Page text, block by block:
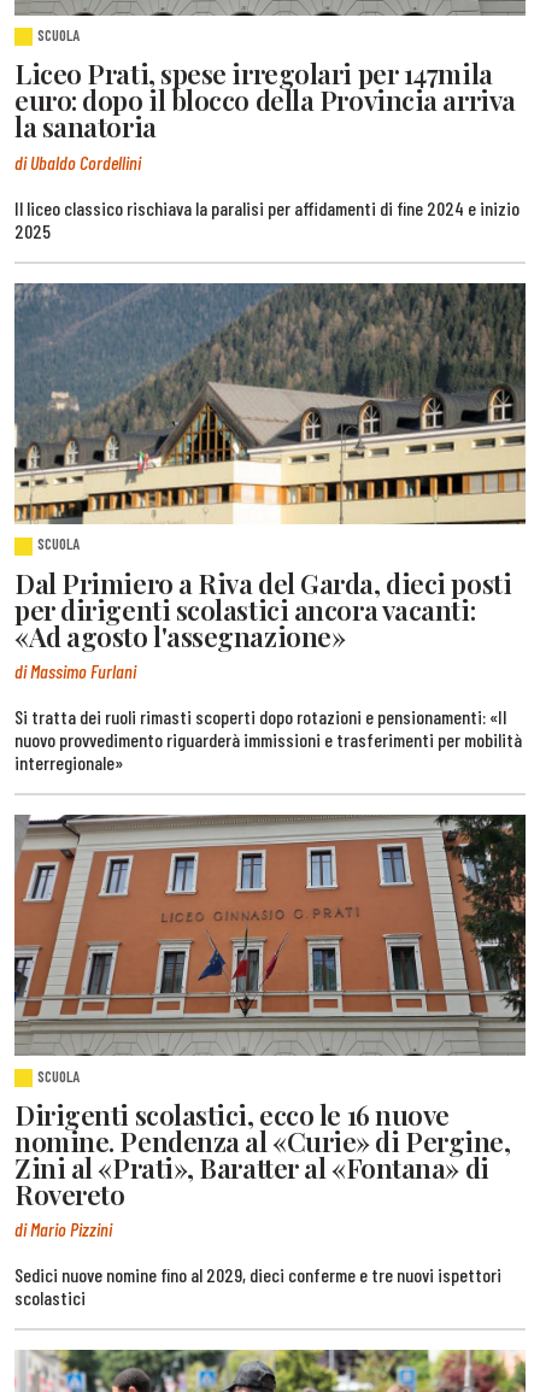
SCUOLA
Liceo Prati, spese irregolari per 147mila
euro: dopo il blocco della Provincia arriva
la sanatoria
di Ubaldo Cordellini
Il liceo classico rischiava la paralisi per affidamenti di fine 2024 e inizio
2025
SCUOLA
Dal Primiero a Riva del Garda, dieci posti
per dirigenti scolastici ancora vacanti:
«Ad agosto l'assegnazione»
di Massimo Furlani
Si tratta dei ruoli rimasti scoperti dopo rotazioni e pensionamenti: «Il
nuovo provvedimento riguarderà immissioni e trasferimenti per mobilità
interregionale»
SCUOLA
Dirigenti scolastici, ecco le 16 nuove
nomine. Pendenza al «Curie» di Pergine,
Zini al «Prati», Baratter al «Fontana» di
Rovereto
di Mario Pizzini
Sedici nuove nomine fino al 2029, dieci conferme e tre nuovi ispettori
scolastici